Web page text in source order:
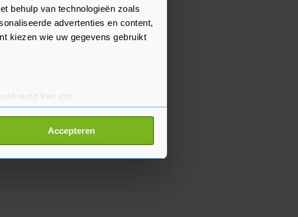
behulp van technologieën zoals
advertenties en content,
kiezen wie uw gegevens gebruikt
kan zijn
(fingerprinting)
in het
detailgedeelte
Accepteren